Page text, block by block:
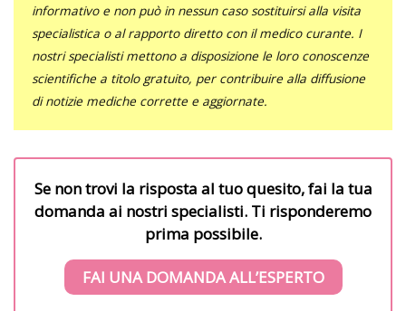
informativo e non può in nessun caso sostituirsi alla visita
specialistica o al rapporto diretto con il medico curante. I
nostri specialisti mettono a disposizione le loro conoscenze
scientifiche a titolo gratuito, per contribuire alla diffusione
di notizie mediche corrette e aggiornate.
Se non trovi la risposta al tuo quesito, fai la tua
domanda ai nostri specialisti. Ti risponderemo
prima possibile.
FAI UNA DOMANDA ALL’ESPERTO